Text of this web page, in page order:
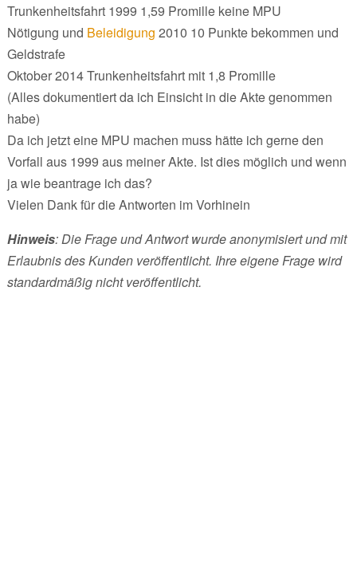
Trunkenheitsfahrt 1999 1,59 Promille keine MPU
Nötigung und Beleidigung 2010 10 Punkte bekommen und
Geldstrafe
Oktober 2014 Trunkenheitsfahrt mit 1,8 Promille
(Alles dokumentiert da ich Einsicht in die Akte genommen
habe)
Da ich jetzt eine MPU machen muss hätte ich gerne den
Vorfall aus 1999 aus meiner Akte. Ist dies möglich und wenn
ja wie beantrage ich das?
Vielen Dank für die Antworten im Vorhinein
Hinweis: Die Frage und Antwort wurde anonymisiert und mit
Erlaubnis des Kunden veröffentlicht. Ihre eigene Frage wird
standardmäßig nicht veröffentlicht.